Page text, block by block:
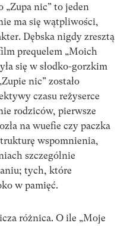
nic” to jeden
ma się wątpliwości,
Dębska nigdy zresztą
prequelem „Moich
się w słodko-gorzkim
nic” zostało
czasu reżyserce
rodziców, pierwsze
na wuefie czy paczka
wspomnienia,
szczególnie
tych, które
w pamięć.
różnica. O ile „Moje